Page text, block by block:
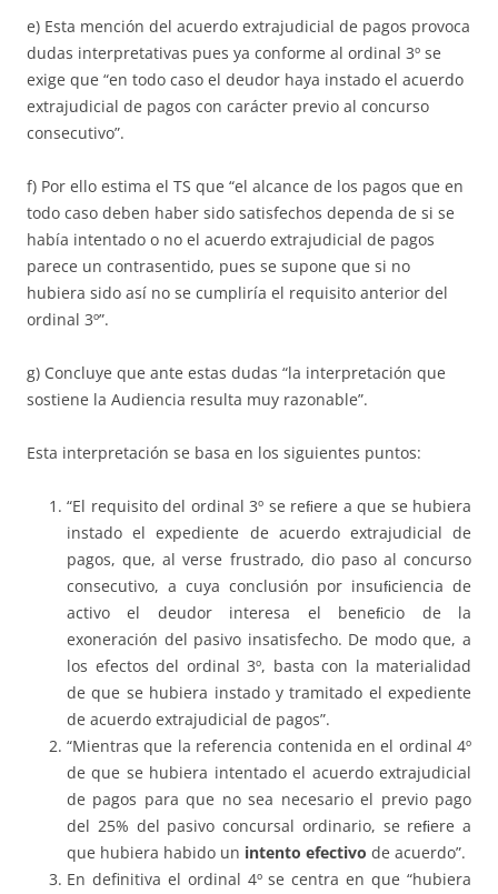
e) Esta mención del acuerdo extrajudicial de pagos provoca
dudas interpretativas pues ya conforme al ordinal 3º se
exige que “en todo caso el deudor haya instado el acuerdo
extrajudicial de pagos con carácter previo al concurso
consecutivo”.
f) Por ello estima el TS que “el alcance de los pagos que en
todo caso deben haber sido satisfechos dependa de si se
había intentado o no el acuerdo extrajudicial de pagos
parece un contrasentido, pues se supone que si no
hubiera sido así no se cumpliría el requisito anterior del
ordinal 3º”.
g) Concluye que ante estas dudas “la interpretación que
sostiene la Audiencia resulta muy razonable”.
Esta interpretación se basa en los siguientes puntos:
“El requisito del ordinal 3º se reﬁere a que se hubiera
instado el expediente de acuerdo extrajudicial de
pagos, que, al verse frustrado, dio paso al concurso
consecutivo, a cuya conclusión por insuﬁciencia de
activo el deudor interesa el beneﬁcio de la
exoneración del pasivo insatisfecho. De modo que, a
los efectos del ordinal 3º, basta con la materialidad
de que se hubiera instado y tramitado el expediente
de acuerdo extrajudicial de pagos”.
“Mientras que la referencia contenida en el ordinal 4º
de que se hubiera intentado el acuerdo extrajudicial
de pagos para que no sea necesario el previo pago
del 25% del pasivo concursal ordinario, se reﬁere a
que hubiera habido un intento efectivo de acuerdo”.
En definitiva el ordinal 4º se centra en que “hubiera